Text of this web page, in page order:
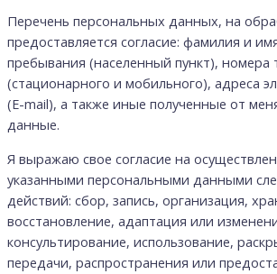
Перечень персональных данных, на
предоставляется согласие: фамилия и
пребывания (населенный пункт), номера
(стационарного и мобильного), адреса
(E-mail), а также иные полученные от
данные.
Я выражаю свое согласие на
указанными персональными данными
действий: сбор, запись, организация,
восстановление, адаптация или
консультирование, использование,
передачи, распространения или